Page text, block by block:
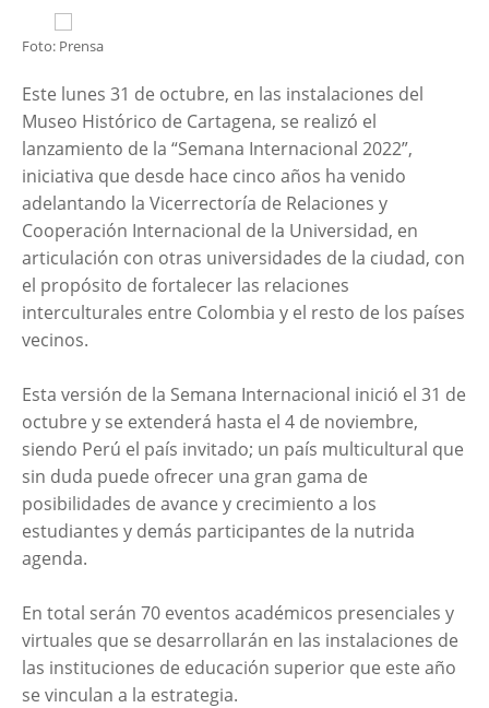
Foto: Prensa
Este lunes 31 de octubre, en las instalaciones del
Museo Histórico de Cartagena, se realizó el
lanzamiento de la “Semana Internacional 2022”,
iniciativa que desde hace cinco años ha venido
adelantando la Vicerrectoría de Relaciones y
Cooperación Internacional de la Universidad, en
articulación con otras universidades de la ciudad, con
el propósito de fortalecer las relaciones
interculturales entre Colombia y el resto de los países
vecinos.
Esta versión de la Semana Internacional inició el 31 de
octubre y se extenderá hasta el 4 de noviembre,
siendo Perú el país invitado; un país multicultural que
sin duda puede ofrecer una gran gama de
posibilidades de avance y crecimiento a los
estudiantes y demás participantes de la nutrida
agenda.
En total serán 70 eventos académicos presenciales y
virtuales que se desarrollarán en las instalaciones de
las instituciones de educación superior que este año
se vinculan a la estrategia.